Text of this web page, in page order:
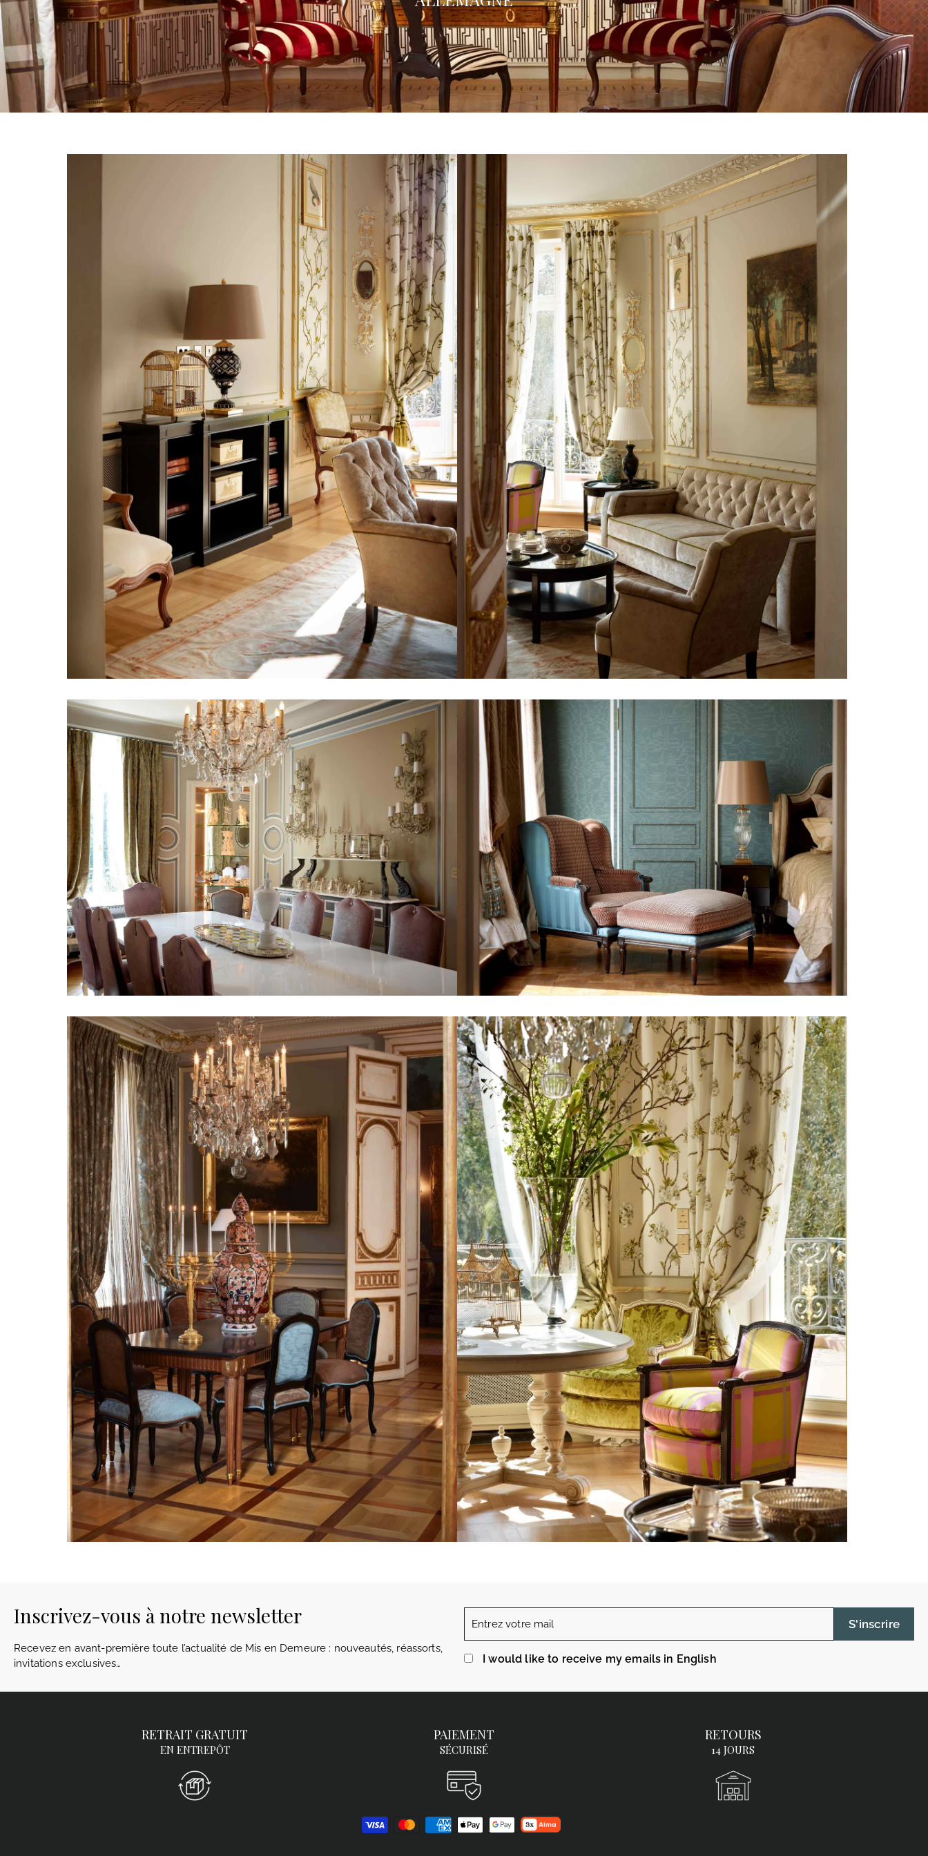
Inscrivez-vous à notre newsletter
Recevez en avant-première toute l’actualité de Mis en Demeure : nouveautés, réassorts,
invitations exclusives…
votre
S'inscrire
I would like to receive my emails in English
RETRAIT GRATUIT
EN ENTREPÔT
PAIEMENT
SÉCURISÉ
RETOURS
14 JOURS